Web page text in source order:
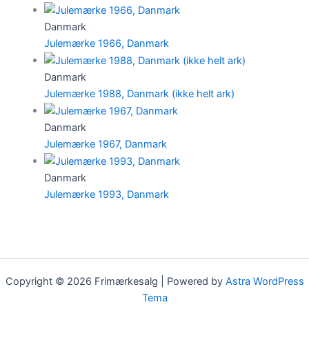
Danmark
Julemærke 1966, Danmark
Danmark
Julemærke 1988, Danmark (ikke helt ark)
Danmark
Julemærke 1967, Danmark
Danmark
Julemærke 1993, Danmark
Copyright © 2026 Frimærkesalg | Powered by Astra WordPress
Tema